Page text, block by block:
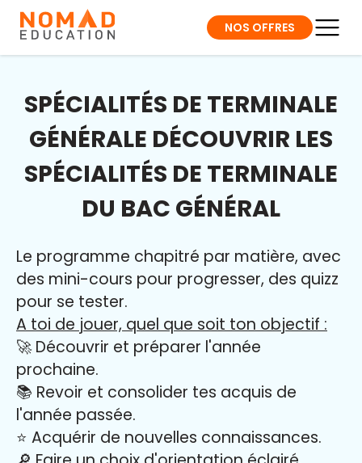
NOS OFFRES
SPÉCIALITÉS DE TERMINALE
GÉNÉRALE DÉCOUVRIR LES
SPÉCIALITÉS DE TERMINALE
DU BAC GÉNÉRAL
Le programme chapitré par matière, avec
des mini-cours pour progresser, des quizz
pour se tester.
A toi de jouer, quel que soit ton objectif :
🚀 Découvrir et préparer l'année
prochaine.
📚 Revoir et consolider tes acquis de
l'année passée.
⭐️ Acquérir de nouvelles connaissances.